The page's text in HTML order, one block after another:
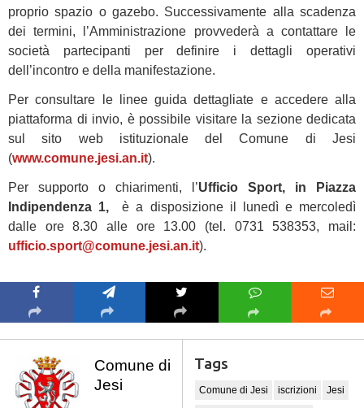
proprio spazio o gazebo. Successivamente alla scadenza
dei termini, l’Amministrazione provvederà a contattare le
società partecipanti per definire i dettagli operativi
dell’incontro e della manifestazione.
Per consultare le linee guida dettagliate e accedere alla
piattaforma di invio, è possibile visitare la sezione dedicata
sul sito web istituzionale del Comune di Jesi
(www.comune.jesi.an.it).
Per supporto o chiarimenti, l’Ufficio Sport, in Piazza
Indipendenza 1, è a disposizione il lunedì e mercoledì
dalle ore 8.30 alle ore 13.00 (tel. 0731 538353, mail:
ufficio.sport@comune.jesi.an.it).
Comune di
Jesi
Tags
Comune di Jesi iscrizioni Jesi